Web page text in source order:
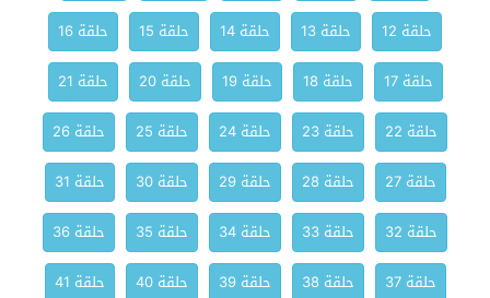
حلقة 12
حلقة 13 حلقة 14 حلقة 15
حلقة 16
حلقة 17
حلقة 18 حلقة 19 حلقة 20
حلقة 21
حلقة 22
حلقة 23 حلقة 24 حلقة 25
حلقة 26
حلقة 27
حلقة 28 حلقة 29 حلقة 30
حلقة 31
حلقة 32
حلقة 33 حلقة 34 حلقة 35
حلقة 36
حلقة 37
حلقة 38 حلقة 39 حلقة 40
حلقة 41